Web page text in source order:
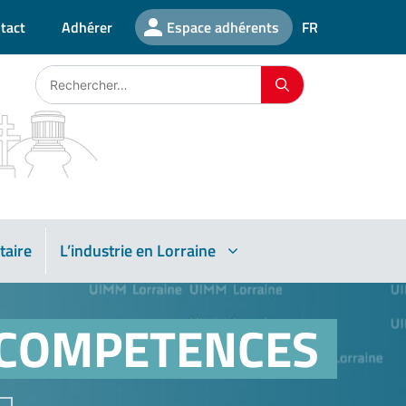
Adhérer Espace adhérents FR
L’industrie en Lorraine